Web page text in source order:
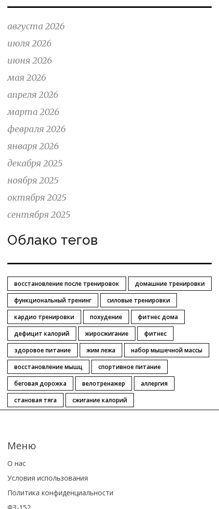
августа 2026
июля 2026
июня 2026
мая 2026
апреля 2026
марта 2026
февраля 2026
января 2026
декабря 2025
ноября 2025
октября 2025
сентября 2025
Облако тегов
восстановление после тренировок
домашние тренировки
функциональный тренинг
силовые тренировки
кардио тренировки
похудение
фитнес дома
дефицит калорий
жиросжигание
фитнес
здоровое питание
жим лежа
набор мышечной массы
восстановление мышц
спортивное питание
беговая дорожка
велотренажер
аллергия
становая тяга
сжигание калорий
Меню
О нас
Условия использования
Политика конфиденциальности